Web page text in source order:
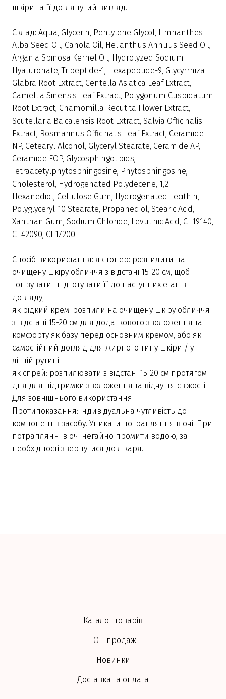
шкіри та її доглянутий вигляд.
Склад: Aqua, Glycerin, Pentylene Glycol, Limnanthes
Alba Seed Oil, Canola Oil, Helianthus Annuus Seed Oil,
Argania Spinosa Kernel Oil, Hydrolyzed Sodium
Hyaluronate, Tripeptide-1, Hexapeptide-9, Glycyrrhiza
Glabra Root Extract, Centella Asiatica Leaf Extract,
Camellia Sinensis Leaf Extract, Polygonum Cuspidatum
Root Extract, Chamomilla Recutita Flower Extract,
Scutellaria Baicalensis Root Extract, Salvia Officinalis
Extract, Rosmarinus Officinalis Leaf Extract, Ceramide
NP, Cetearyl Alcohol, Glyceryl Stearate, Ceramide AP,
Ceramide EOP, Glycosphingolipids,
Tetraacetylphytosphingosine, Phytosphingosine,
Cholesterol, Hydrogenated Polydecene, 1,2-
Hexanediol, Cellulose Gum, Hydrogenated Lecithin,
Polyglyceryl-10 Stearate, Propanediol, Stearic Acid,
Xanthan Gum, Sodium Chloride, Levulinic Acid, CI 19140,
CI 42090, CI 17200.
Спосіб використання: як тонер: розпилити на
очищену шкіру обличчя з відстані 15-20 см, щоб
тонізувати і підготувати її до наступних етапів
догляду;
як рідкий крем: розпили на очищену шкіру обличчя
з відстані 15-20 см для додаткового зволоження та
комфорту як базу перед основним кремом, або як
самостійний догляд для жирного типу шкіри / у
літній рутині.
як спрей: розпилювати з відстані 15-20 см протягом
дня для підтримки зволоження та відчуття свіжості.
Для зовнішнього використання.
Протипоказання: індивідуальна чутливість до
компонентів засобу. Уникати потрапляння в очі. При
потраплянні в очі негайно промити водою, за
необхідності звернутися до лікаря.
Каталог товарів
ТОП продаж
Новинки
Доставка та оплата